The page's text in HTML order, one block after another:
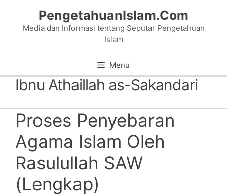
content
PengetahuanIslam.Com
Media dan Informasi tentang Seputar Pengetahuan
Islam
Menu
Ibnu Athaillah as-Sakandari
Proses Penyebaran
Agama Islam Oleh
Rasulullah SAW
(Lengkap)